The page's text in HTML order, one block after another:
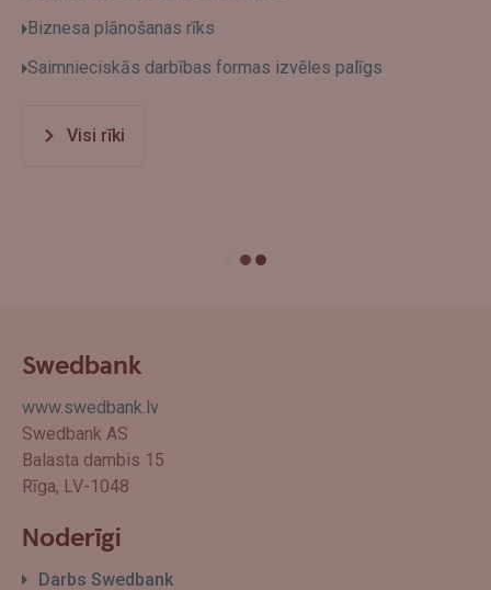
Biznesa plānošanas rīks
Saimnieciskās darbības formas izvēles palīgs
Visi rīki
Swedbank
www.swedbank.lv
Swedbank AS
Balasta dambis 15
Rīga, LV-1048
Noderīgi
Darbs Swedbank